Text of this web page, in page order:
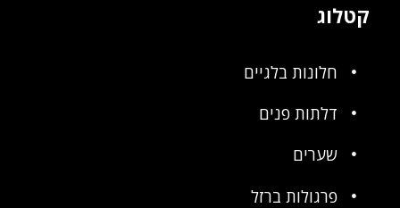
קטלוג
חלונות בלגיים
דלתות פנים
שערים
פרגולות ברזל